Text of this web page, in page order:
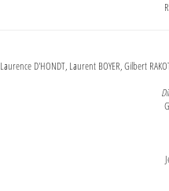
Laurence D'HONDT, Laurent BOYER, Gilbert